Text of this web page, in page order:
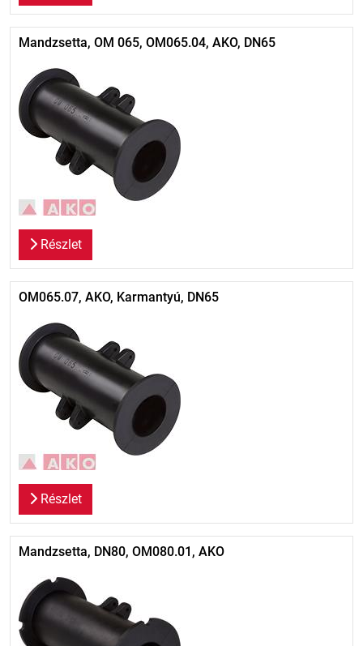
Mandzsetta, OM 065, OM065.04, AKO, DN65
Részlet
OM065.07, AKO, Karmantyú, DN65
Részlet
Mandzsetta, DN80, OM080.01, AKO